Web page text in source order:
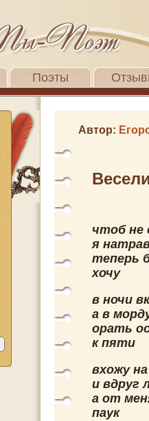
Поэты
Автор:
чтоб не
я
теперь
хочу
в ночи
а в
орать
к пяти
вхожу
и вдруг
а от
паук